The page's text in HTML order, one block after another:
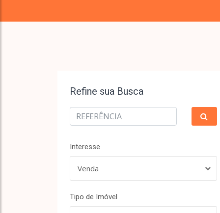
Refine sua Busca
Interesse
Venda
Tipo de Imóvel